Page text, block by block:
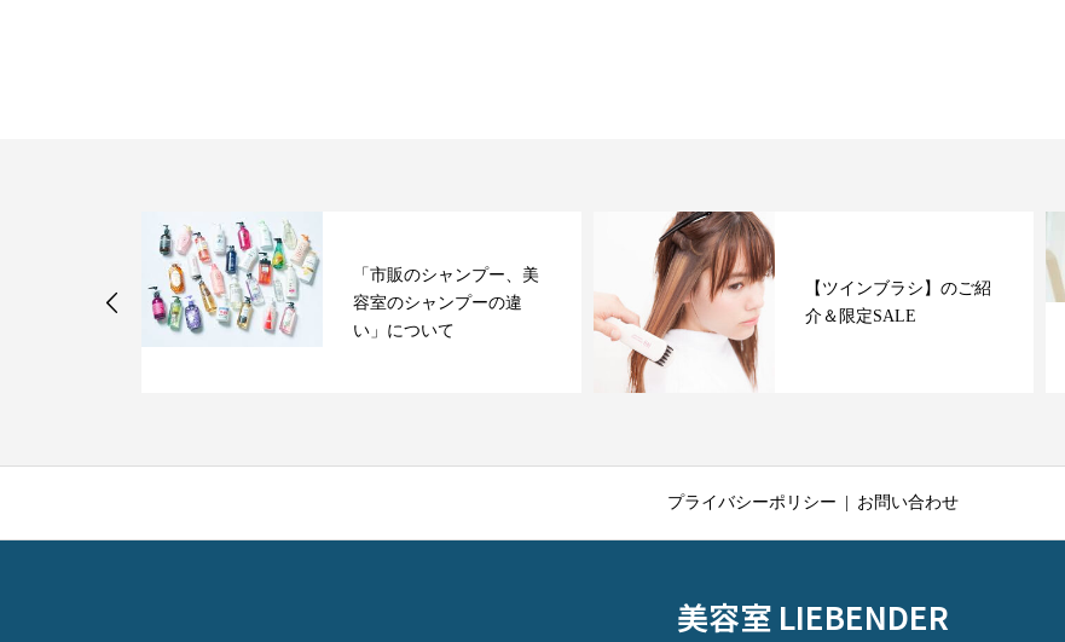
「市販のシャンプー、美
容室のシャンプーの違
い」について
【ツインブラシ】のご紹
介＆限定SALE
プライバシーポリシー お問い合わせ
美容室 LIEBENDER